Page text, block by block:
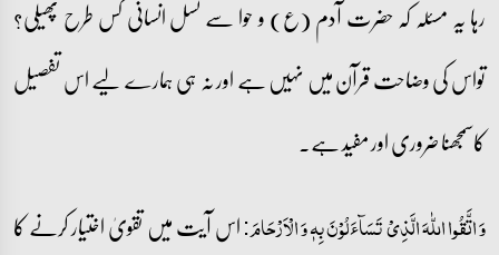
رہا یہ مسئلہ کہ حضرت آدم (ع) و حوا سے نسل انسانی کس طرح پھیلی؟
تواس کی وضاحت قرآن میں نہیں ہے اور نہ ہی ہمارے لیے اس تفصیل
کاسمجھنا ضروری اور مفید ہے۔
وَ اتَّقُوا اللّٰہَ الَّذِیۡ تَسَآءَلُوۡنَ بِہٖ وَ الۡاَرۡحَامَ:اس آیت میں تقویٰ اختیار کرنے کا